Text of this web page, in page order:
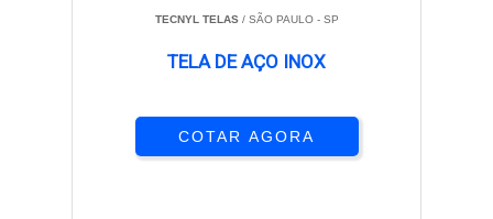
TECNYL TELAS/ SÃO PAULO - SP
TELA DE AÇO INOX
COTAR AGORA